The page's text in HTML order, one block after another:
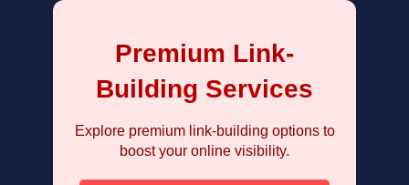
Premium Link-
Building Services
Explore premium link-building options to
boost your online visibility.